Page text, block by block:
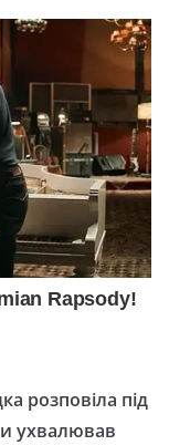
розповіла під
ухвалював